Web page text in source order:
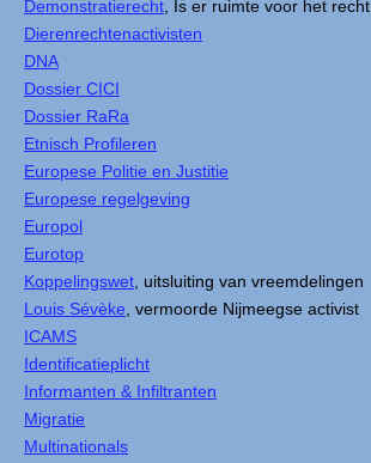
Demonstratierecht , Is er ruimte voor het recht
Dierenrechtenactivisten
DNA
Dossier CICI
Dossier RaRa
Etnisch Profileren
Europese Politie en Justitie
Europese regelgeving
Europol
Eurotop
Koppelingswet , uitsluiting van vreemdelingen
Louis Sévèke , vermoorde Nijmeegse activist
ICAMS
Identificatieplicht
Informanten & Infiltranten
Migratie
Multinationals